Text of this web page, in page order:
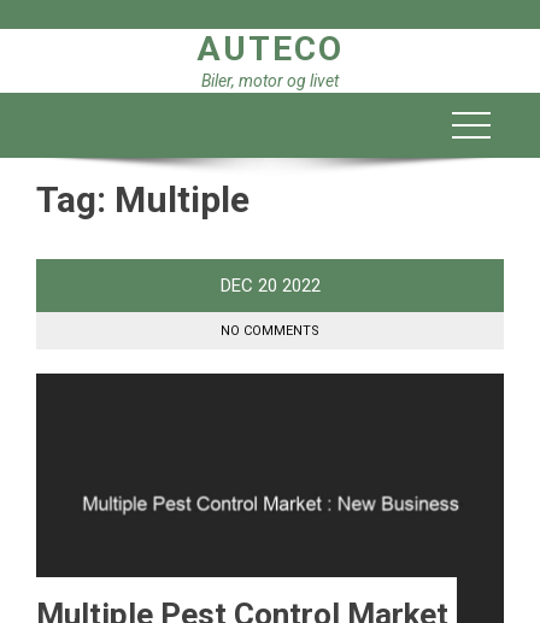
AUTECO
Biler, motor og livet
Tag: Multiple
DEC 20 2022
NO COMMENTS
Multiple Pest Control Market